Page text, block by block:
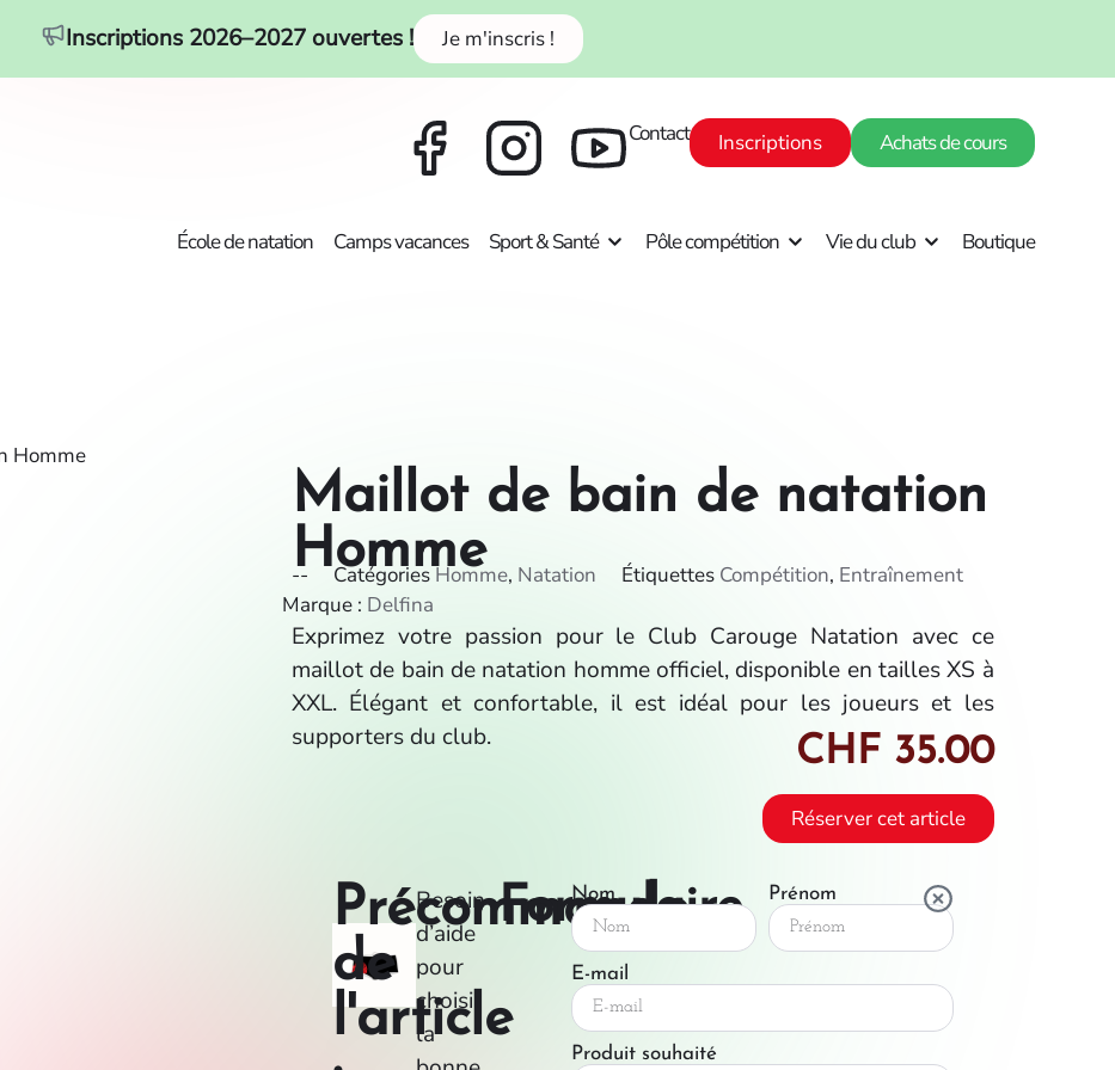
Inscriptions 2026–2027 ouvertes ! Je m'inscris !
Contact Inscriptions Achats de cours
École de natation Camps vacances Sport & Santé Pôle compétition Vie du club Boutique
Homme
Maillot de bain de natation
Homme
-- CatégoriesHomme, Natation Étiquettes Compétition, Entraînement
Marque : Delfina
Exprimez votre passion pour le Club Carouge Natation avec ce
maillot de bain de natation homme officiel, disponible en tailles XS à
XXL. Élégant et confortable, il est idéal pour les joueurs et les
supporters du club.
CHF 35.00
Réserver cet article
Précommande
de
l'article
Besoin
d’aide
pour
choisir
la
Formulaire
Nom Prénom
E-mail
Produit souhaité